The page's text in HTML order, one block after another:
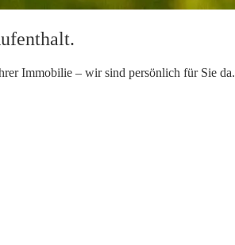
Immobilie – wir sind persönlich für Sie da.